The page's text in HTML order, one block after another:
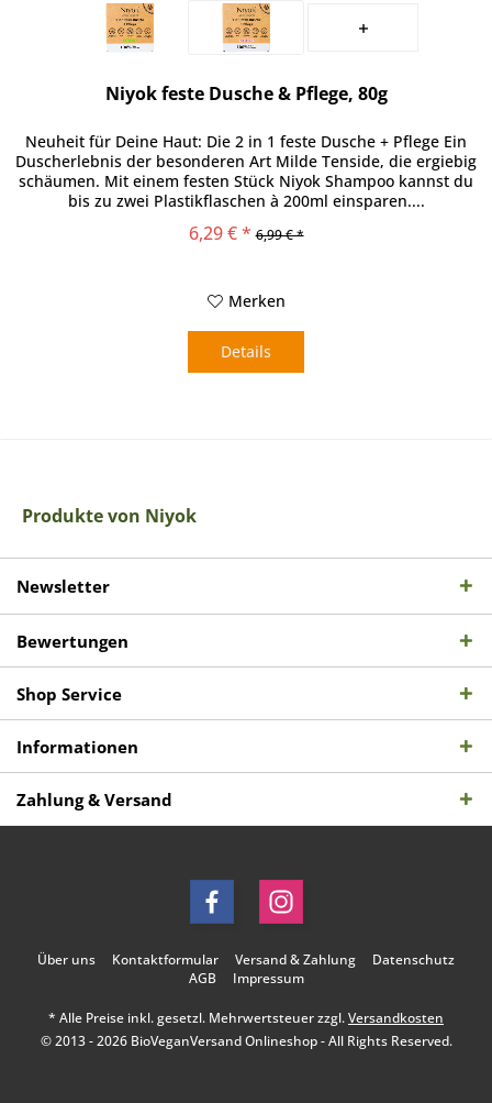
Niyok feste Dusche & Pflege, 80g
Neuheit für Deine Haut: Die 2 in 1 feste Dusche + Pflege Ein
Duscherlebnis der besonderen Art Milde Tenside, die ergiebig
schäumen. Mit einem festen Stück Niyok Shampoo kannst du
bis zu zwei Plastikflaschen à 200ml einsparen....
6,29 € * 6,99 € *
Merken
Details
Produkte von Niyok
Newsletter
Bewertungen
Shop Service
Informationen
Zahlung & Versand
Über uns Kontaktformular Versand & Zahlung
Datenschutz
AGB
Impressum
* Alle Preise inkl. gesetzl. Mehrwertsteuer zzgl.Versandkosten
© 2013 - 2026 BioVeganVersand Onlineshop - All Rights Reserved.